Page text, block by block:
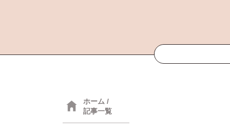
ホーム /
記事一覧